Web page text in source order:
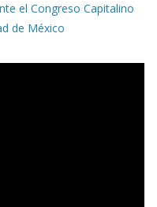
el Congreso Capitalino
de México